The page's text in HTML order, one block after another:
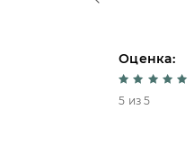
Оценка:
5 из 5